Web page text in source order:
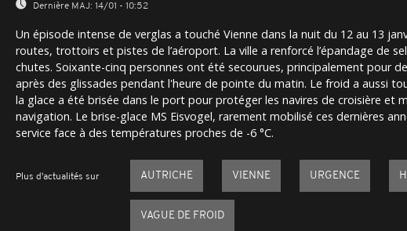
Dernière MAJ: 14/01 - 10:52
Un épisode intense de verglas a touché Vienne dans la nuit du 12 au 13
routes, trottoirs et pistes de l’aéroport. La ville a renforcé l’épandage de
chutes. Soixante-cinq personnes ont été secourues, principalement pour
après des glissades pendant l'heure de pointe du matin. Le froid a aussi
la glace a été brisée dans le port pour protéger les navires de croisière et
navigation. Le brise-glace MS Eisvogel, rarement mobilisé ces dernières
service face à des températures proches de -6 °C.
Plus d'actualités sur AUTRICHE VIENNE URGENCE
VAGUE DE FROID